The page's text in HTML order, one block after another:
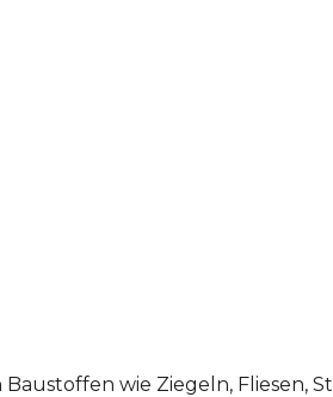
wie Ziegeln, Fliesen,